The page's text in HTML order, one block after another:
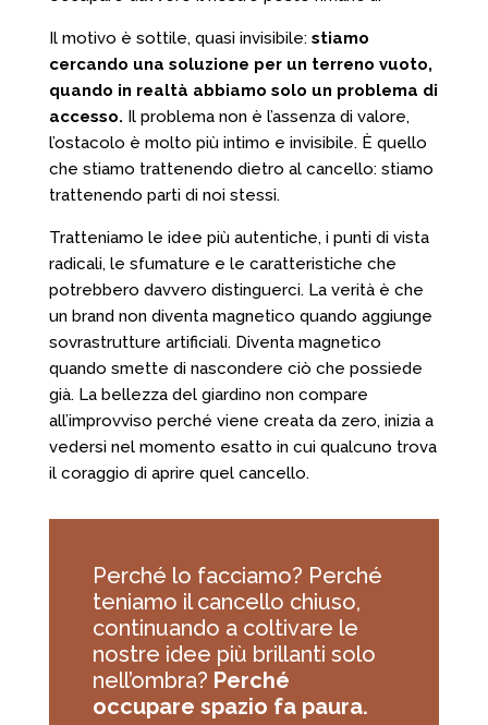
Il motivo è sottile, quasi invisibile: stiamo
cercando una soluzione per un terreno vuoto,
quando in realtà abbiamo solo un problema di
accesso. Il problema non è l’assenza di valore,
l’ostacolo è molto più intimo e invisibile. È quello
che stiamo trattenendo dietro al cancello: stiamo
trattenendo parti di noi stessi.
Tratteniamo le idee più autentiche, i punti di vista
radicali, le sfumature e le caratteristiche che
potrebbero davvero distinguerci. La verità è che
un brand non diventa magnetico quando aggiunge
sovrastrutture artificiali. Diventa magnetico
quando smette di nascondere ciò che possiede
già. La bellezza del giardino non compare
all’improvviso perché viene creata da zero, inizia a
vedersi nel momento esatto in cui qualcuno trova
il coraggio di aprire quel cancello.
Perché lo facciamo? Perché
teniamo il cancello chiuso,
continuando a coltivare le
nostre idee più brillanti solo
nell’ombra? Perché
occupare spazio fa paura.